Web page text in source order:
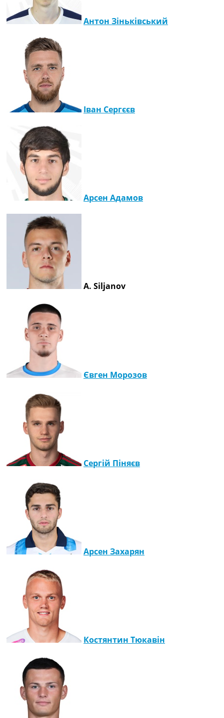
Антон Зіньківський
Іван Сергєєв
Арсен Адамов
A. Siljanov
Євген Морозов
Сергій Піняєв
Арсен Захарян
Костянтин Тюкавін